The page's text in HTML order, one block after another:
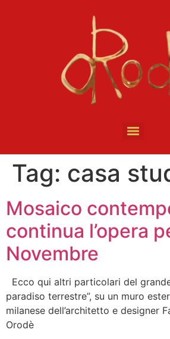
Tag: casa
Mosaico
continua l’opera
Novembre
Ecco qui altri particolari del
paradiso terrestre”, su un muro
milanese dell’architetto e designer
Orodè